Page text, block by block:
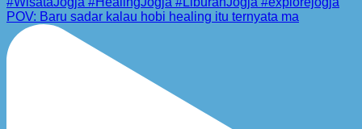
POV: Baru sadar kalau hobi healing itu ternyata ma